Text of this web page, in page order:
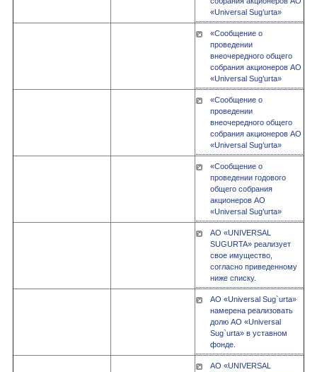
«Universal Sug’urta»
«Сообщение о
проведении
внеочередного общего
собрания акционеров АО
«Universal Sug’urta»
«Сообщение о
проведении
внеочередного общего
собрания акционеров АО
«Universal Sug’urta»
«Сообщение о
проведении годового
общего собрания
акционеров АО
«Universal Sug’urta»
АО «UNIVERSAL
SUGURTA» реализует
свое имущество,
согласно приведенному
ниже списку.
АО «Universal Sug`urta»
намерена реализовать
долю АО «Universal
Sug`urta» в уставном
фонде.
АО «UNIVERSAL